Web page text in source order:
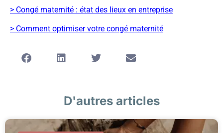
> Congé maternité : état des lieux en entreprise
> Comment optimiser votre congé maternité
D'autres articles